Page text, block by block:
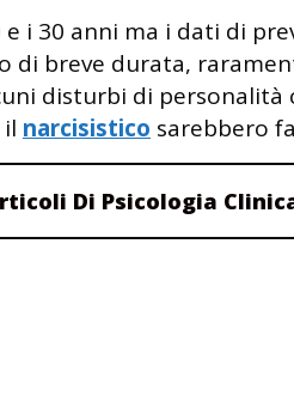
e i 30 anni ma i dati di
di breve durata,
disturbi di personalità
narcisistico sarebbero
Di Psicologia